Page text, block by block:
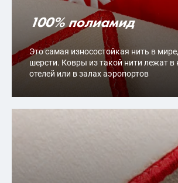
100% полиамид
Это самая износостойкая нить в
шерсти. Ковры из такой нити лежат в
отелей или в залах аэропортов